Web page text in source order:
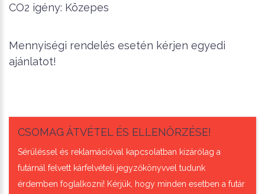
CO2 igény: Közepes
Mennyiségi rendelés esetén kérjen egyedi
ajánlatot!
CSOMAG ÁTVÉTEL ÉS ELLENŐRZÉSE!
Sérüléssel és reklamációval kapcsolatban kizárólag a
futárnál felvett kárfelvételi jegyzőkönyvvel tudunk
érdemben foglalkozni! Kérjük, hogy minden esetben a futár